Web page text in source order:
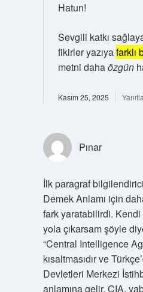
Hatun!
Sevgili katkı
fikirler yazıyafarklı
metni dahaözgün
Kasım 25, 2025 Yanıtla
Pınar
İlk paragraf
Demek Anlamı için
fark yaratabilirdi.
yola çıkarsam şöyle
“Central Intelligence
kısaltmasıdır ve
Devletleri Merkezi
anlamına gelir. CIA,